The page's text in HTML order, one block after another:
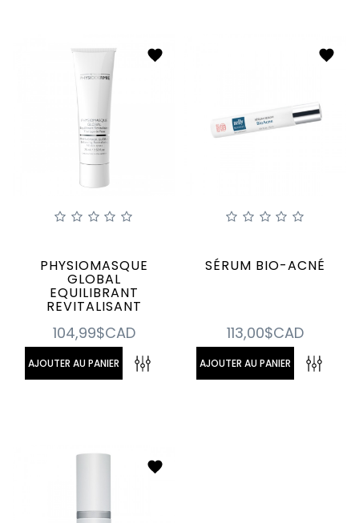
PHYSIOMASQUE
GLOBAL
EQUILIBRANT
REVITALISANT
104,99$CAD
AJOUTER AU PANIER
SÉRUM BIO-ACNÉ
113,00$CAD
AJOUTER AU PANIER